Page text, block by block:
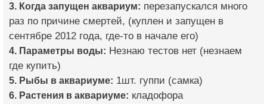
3. Когда запущен аквариум: перезапускался много
раз по причине смертей, (куплен и запущен в
сентябре 2012 года, где-то в начале его)
4. Параметры воды: Незнаю тестов нет (незнаем
где купить)
5. Рыбы в аквариуме: 1шт. гуппи (самка)
6. Растения в аквариуме: кладофора